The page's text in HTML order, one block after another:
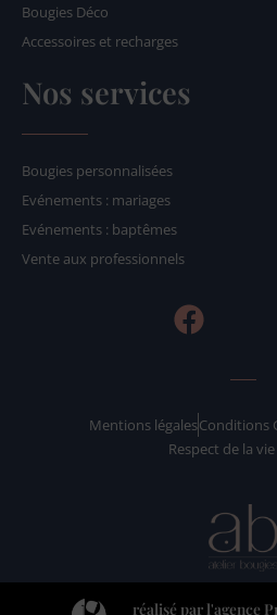
Bougies Déco
Accessoires et recharges
Nos services
Bougies personnalisées
Evénements : mariages
Evénements : baptêmes
Vente aux professionnels
F
a
b
o
Mentions légalesConditions
Respect de la
réalisé par l'agence